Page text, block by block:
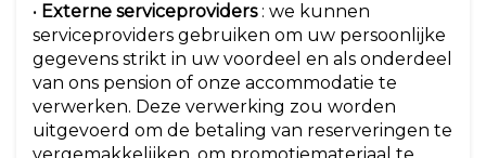
• Externe serviceproviders: we kunnen
serviceproviders gebruiken om uw persoonlijke
gegevens strikt in uw voordeel en als onderdeel
van ons pension of onze accommodatie te
verwerken. Deze verwerking zou worden
uitgevoerd om de betaling van reserveringen te